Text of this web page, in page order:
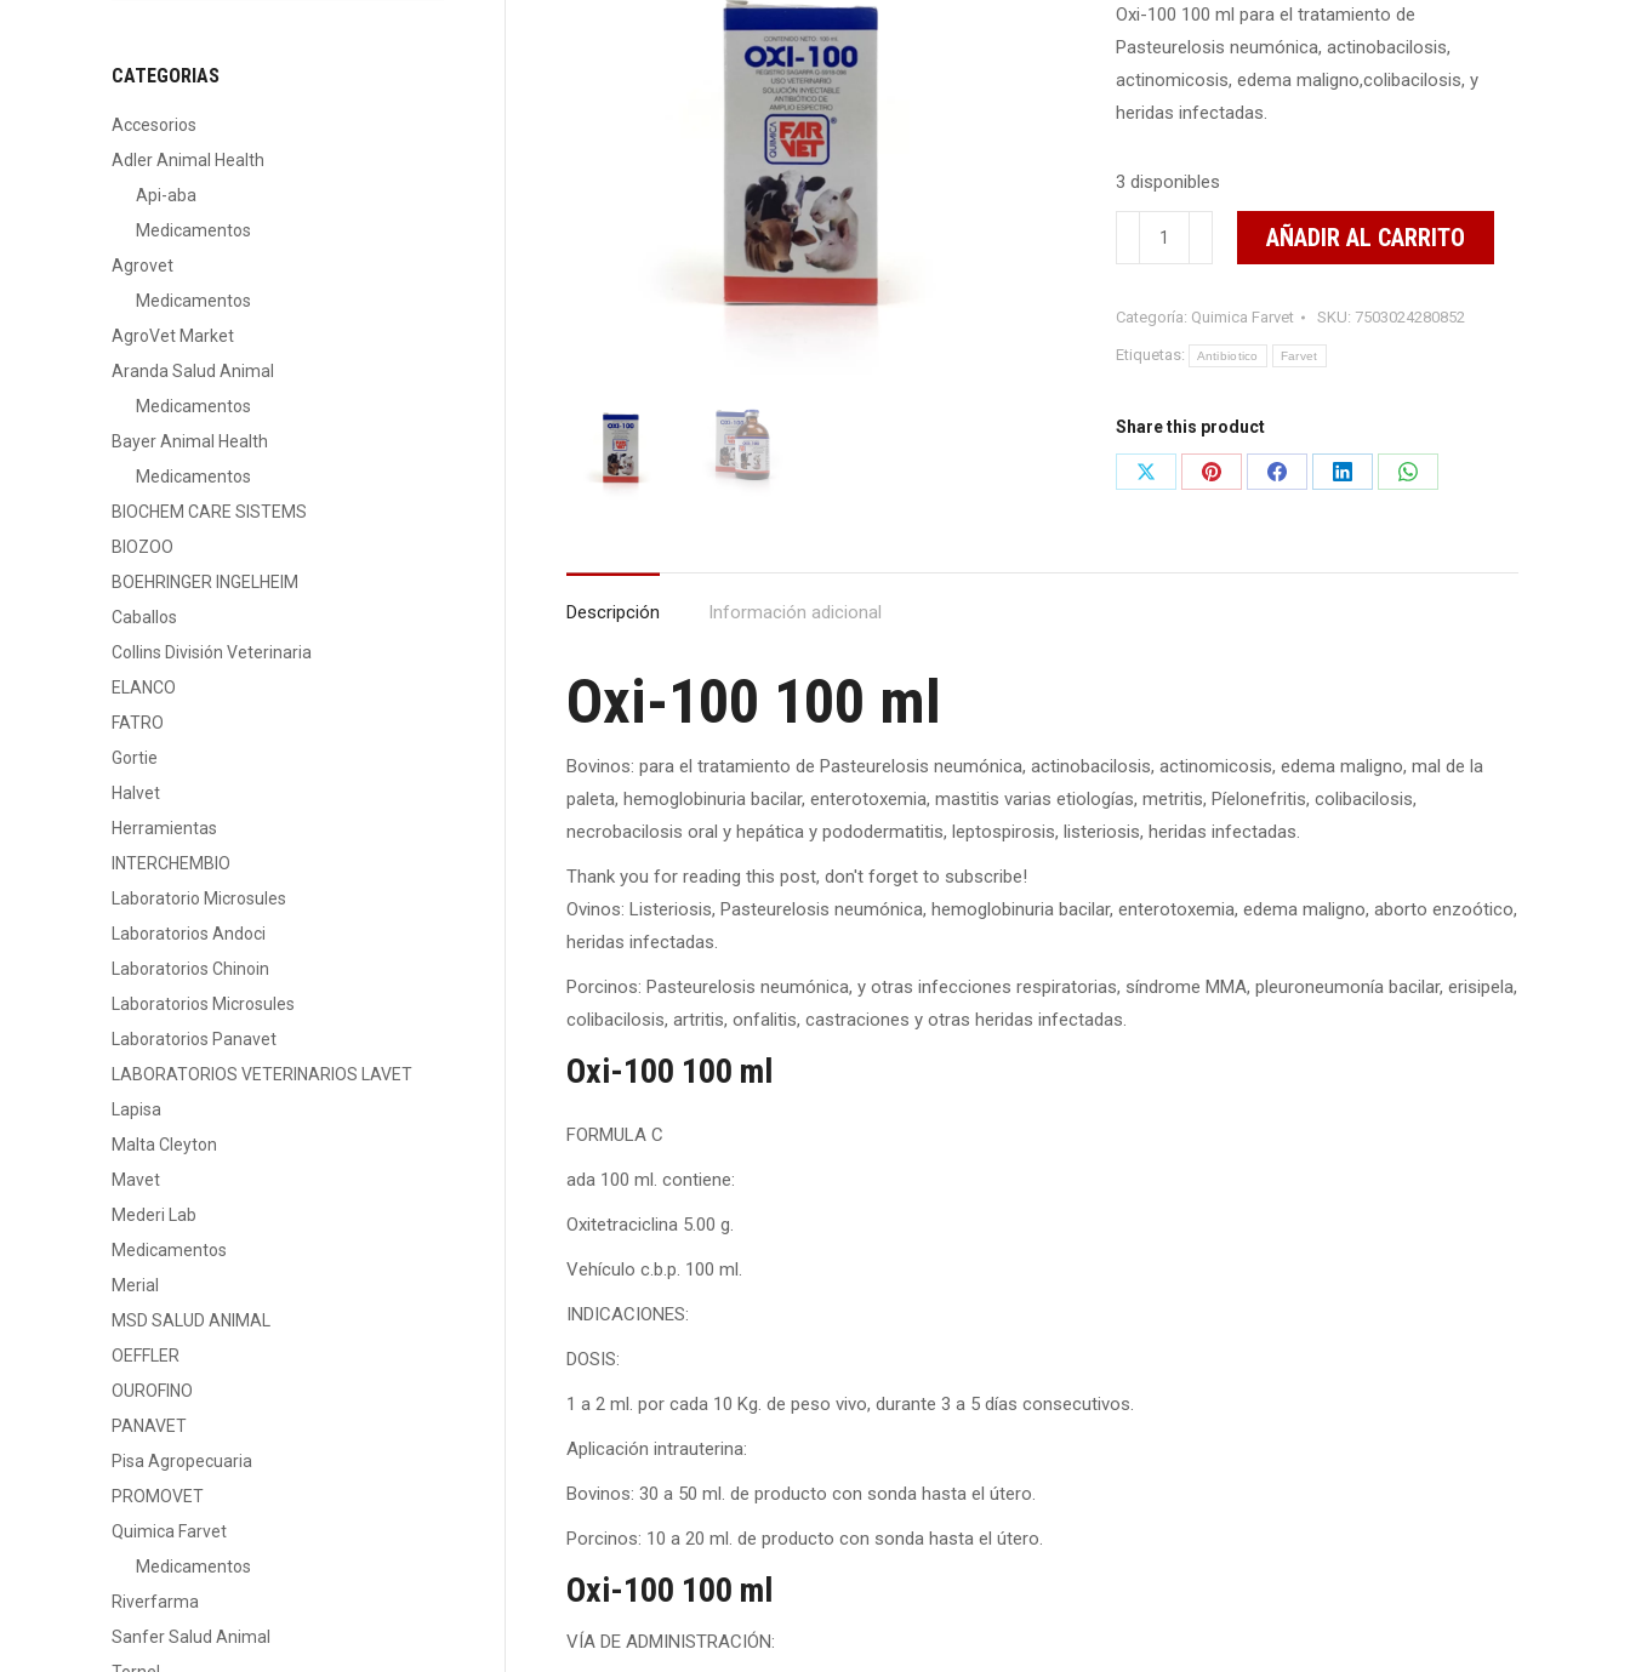
Oxi-100 100 ml para el tratamiento de
Pasteurelosis neumónica, actinobacilosis,
actinomicosis, edema maligno,colibacilosis, y
heridas infectadas.
3 disponibles
100
ml
cantidad
AÑADIR AL CARRITO
Categoría: Quimica Farvet SKU: 7503024280852
Etiquetas: Antibiotico Farvet
Share this product
Share
Share
Share
Share
Share
Descripción Información adicional
Oxi-100 100 ml
Bovinos: para el tratamiento de Pasteurelosis neumónica, actinobacilosis, actinomicosis, edema maligno, mal de la
paleta, hemoglobinuria bacilar, enterotoxemia, mastitis varias etiologías, metritis, Píelonefritis, colibacilosis,
necrobacilosis oral y hepática y pododermatitis, leptospirosis, listeriosis, heridas infectadas.
Thank you for reading this post, don't forget to subscribe!
Ovinos: Listeriosis, Pasteurelosis neumónica, hemoglobinuria bacilar, enterotoxemia, edema maligno, aborto enzoótico,
heridas infectadas.
Porcinos: Pasteurelosis neumónica, y otras infecciones respiratorias, síndrome MMA, pleuroneumonía bacilar, erisipela,
colibacilosis, artritis, onfalitis, castraciones y otras heridas infectadas.
Oxi-100 100 ml
FORMULA C
ada 100 ml. contiene:
Oxitetraciclina 5.00 g.
Vehículo c.b.p. 100 ml.
INDICACIONES:
DOSIS:
1 a 2 ml. por cada 10 Kg. de peso vivo, durante 3 a 5 días consecutivos.
Aplicación intrauterina:
Bovinos: 30 a 50 ml. de producto con sonda hasta el útero.
Porcinos: 10 a 20 ml. de producto con sonda hasta el útero.
Oxi-100 100 ml
VÍA DE ADMINISTRACIÓN:
CATEGORIAS
Accesorios
Adler Animal Health
Api-aba
Medicamentos
Agrovet
Medicamentos
AgroVet Market
Aranda Salud Animal
Medicamentos
Bayer Animal Health
Medicamentos
BIOCHEM CARE SISTEMS
BIOZOO
BOEHRINGER INGELHEIM
Caballos
Collins División Veterinaria
ELANCO
FATRO
Gortie
Halvet
Herramientas
INTERCHEMBIO
Laboratorio Microsules
Laboratorios Andoci
Laboratorios Chinoin
Laboratorios Microsules
Laboratorios Panavet
LABORATORIOS VETERINARIOS LAVET
Lapisa
Malta Cleyton
Mavet
Mederi Lab
Medicamentos
Merial
MSD SALUD ANIMAL
OEFFLER
OUROFINO
PANAVET
Pisa Agropecuaria
PROMOVET
Quimica Farvet
Medicamentos
Riverfarma
Sanfer Salud Animal